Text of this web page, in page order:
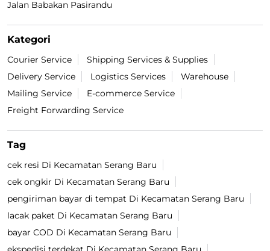
Jalan Babakan Pasirandu
Kategori
Courier Service
Shipping Services & Supplies
Delivery Service
Logistics Services
Warehouse
Mailing Service
E-commerce Service
Freight Forwarding Service
Tag
cek resi Di Kecamatan Serang Baru
cek ongkir Di Kecamatan Serang Baru
pengiriman bayar di tempat Di Kecamatan Serang Baru
lacak paket Di Kecamatan Serang Baru
bayar COD Di Kecamatan Serang Baru